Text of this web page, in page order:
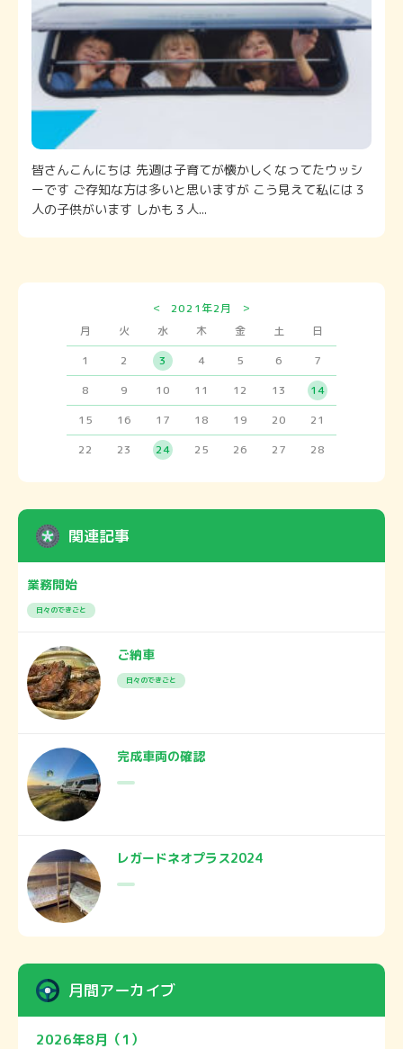
皆さんこんにちは 先週は子育てが懐かしくなってたウッシ
ーです ご存知な方は多いと思いますが こう見えて私には３
人の子供がいます しかも３人...
< 2021年2月
>
月
火 水 木 金 土
日
1
2 3 4 5 6
7
8
9 10 11 12 13
14
15
16 17 18 19 20
21
22
23 24 25 26 27 28
関連記事
業務開始
日々のできごと
ご納車
日々のできごと
完成車両の確認
レガードネオプラス2024
月間アーカイブ
2026年8月（1）